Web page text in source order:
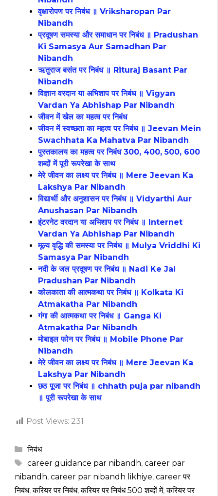
वृक्षारोपण पर निबंध ॥ Vriksharopan Par
Nibandh
प्रदूषण समस्या और समाधान पर निबंध ॥ Pradushan
Ki Samasya Aur Samadhan Par
Nibandh
ऋतुराज बसंत पर निबंध ॥ Rituraj Basant Par
Nibandh
विज्ञान वरदान या अभिशाप पर निबंध ॥ Vigyan
Vardan Ya Abhishap Par Nibandh
जीवन में खेल का महत्व पर निबंध
जीवन में स्वच्छता का महत्व पर निबंध ॥ Jeevan Mein
Swachhata Ka Mahatva Par Nibandh
पुस्तकालय का महत्व पर निबंध 300, 400, 500, 600
शब्दों में पूरी रूपरेखा के साथ
मेरे जीवन का लक्ष्य पर निबंध ॥ Mere Jeevan Ka
Lakshya Par Nibandh
विद्यार्थी और अनुशासन पर निबंध ॥ Vidyarthi Aur
Anushasan Par Nibandh
इंटरनेट वरदान या अभिशाप पर निबंध ॥ Internet
Vardan Ya Abhishap Par Nibandh
मूल्य वृद्धि की समस्या पर निबंध ॥ Mulya Vriddhi Ki
Samasya Par Nibandh
नदी के जल प्रदूषण पर निबंध ॥ Nadi Ke Jal
Pradushan Par Nibandh
कोलकाता की आत्मकथा पर निबंध ॥ Kolkata Ki
Atmakatha Par Nibandh
गंगा की आत्मकथा पर निबंध ॥ Ganga Ki
Atmakatha Par Nibandh
मोबाइल फोन पर निबंध ॥ Mobile Phone Par
Nibandh
मेरे जीवन का लक्ष्य पर निबंध ॥ Mere Jeevan Ka
Lakshya Par Nibandh
छठ पूजा पर निबंध ॥ chhath puja par nibandh
॥ पूरी रूपरेखा के साथ
Post Views: 231
Categories
निबंध
Tags
career guidance par nibandh, career par
nibandh, career par nibandh likhiye, career पर
निबंध,करियर पर निबंध,करियर पर निबंध 500 शब्दों में,करियर पर